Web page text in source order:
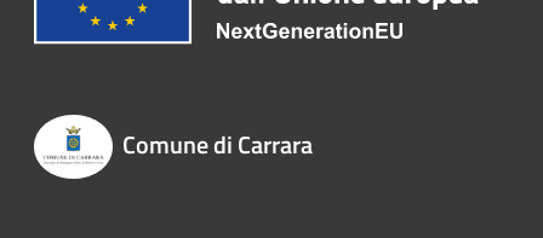
Comune di Carrara